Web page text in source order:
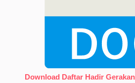
Download Daftar Hadir